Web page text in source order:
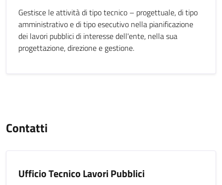
Gestisce le attività di tipo tecnico – progettuale, di tipo
amministrativo e di tipo esecutivo nella pianificazione
dei lavori pubblici di interesse dell'ente, nella sua
progettazione, direzione e gestione.
Contatti
Ufficio Tecnico Lavori Pubblici